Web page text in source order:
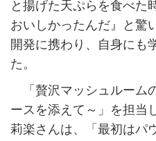
と揚げた天ぷらを食べた
おいしかったんだ』と驚
開発に携わり、自身にも
た。
「贅沢マッシュルーム
ースを添えて～」を担当
莉楽さんは、「最初はパ